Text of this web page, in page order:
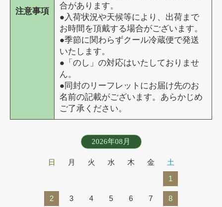
注意事項
合があります。
●入荷状況や天候等により、出荷まで
お時間を頂戴する場合がございます。
●季節に関わらずクール冷蔵便で発送
いたします。
●「のし」の対応はいたしておりませ
ん。
●同封のリーフレットにお届け先のお
名前の記載がございます。あらかじめ
ご了承ください。
2026年08月
日 月 火 水 木 金
土
1
2 3 4 5 6 7 8